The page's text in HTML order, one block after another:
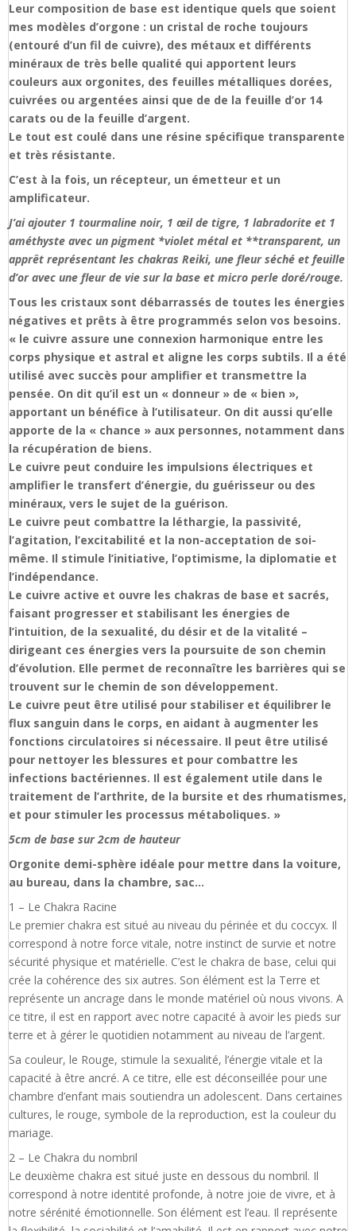
Leur composition de base est identique quels que soient
mes modèles d’orgone : un cristal de roche toujours
(entouré d’un fil de cuivre), des métaux et différents
minéraux de très belle qualité qui apportent leurs
couleurs aux orgonites, des feuilles métalliques dorées,
cuivrées ou argentées ainsi que de de la feuille d’or 14
carats ou de la feuille d’argent.
Le tout est coulé dans une résine spécifique transparente
et très résistante.
C’est à la fois, un récepteur, un émetteur et un
amplificateur.
J’ai ajouter 1 tourmaline noir, 1 œil de tigre, 1 labradorite et 1
améthyste avec un pigment *violet métal et **transparent, un
apprêt représentant les chakras Reiki, une fleur séché et feuille
d’or avec une fleur de vie sur la base et micro perle doré/rouge.
Tous les cristaux sont débarrassés de toutes les énergies
négatives et prêts à être programmés selon vos besoins.
« le cuivre assure une connexion harmonique entre les
corps physique et astral et aligne les corps subtils. Il a été
utilisé avec succès pour amplifier et transmettre la
pensée. On dit qu’il est un « donneur » de « bien »,
apportant un bénéfice à l’utilisateur. On dit aussi qu’elle
apporte de la « chance » aux personnes, notamment dans
la récupération de biens.
Le cuivre peut conduire les impulsions électriques et
amplifier le transfert d’énergie, du guérisseur ou des
minéraux, vers le sujet de la guérison.
Le cuivre peut combattre la léthargie, la passivité,
l’agitation, l’excitabilité et la non-acceptation de soi-
même. Il stimule l’initiative, l’optimisme, la diplomatie et
l’indépendance.
Le cuivre active et ouvre les chakras de base et sacrés,
faisant progresser et stabilisant les énergies de
l’intuition, de la sexualité, du désir et de la vitalité –
dirigeant ces énergies vers la poursuite de son chemin
d’évolution. Elle permet de reconnaître les barrières qui se
trouvent sur le chemin de son développement.
Le cuivre peut être utilisé pour stabiliser et équilibrer le
flux sanguin dans le corps, en aidant à augmenter les
fonctions circulatoires si nécessaire. Il peut être utilisé
pour nettoyer les blessures et pour combattre les
infections bactériennes. Il est également utile dans le
traitement de l’arthrite, de la bursite et des rhumatismes,
et pour stimuler les processus métaboliques. »
5cm de base sur 2cm de hauteur
Orgonite demi-sphère idéale pour mettre dans la voiture,
au bureau, dans la chambre, sac…
1 – Le Chakra Racine
Le premier chakra est situé au niveau du périnée et du coccyx. Il
correspond à notre force vitale, notre instinct de survie et notre
sécurité physique et matérielle. C’est le chakra de base, celui qui
crée la cohérence des six autres. Son élément est la Terre et
représente un ancrage dans le monde matériel où nous vivons. A
ce titre, il est en rapport avec notre capacité à avoir les pieds sur
terre et à gérer le quotidien notamment au niveau de l’argent.
Sa couleur, le Rouge, stimule la sexualité, l’énergie vitale et la
capacité à être ancré. A ce titre, elle est déconseillée pour une
chambre d’enfant mais soutiendra un adolescent. Dans certaines
cultures, le rouge, symbole de la reproduction, est la couleur du
mariage.
2 – Le Chakra du nombril
Le deuxième chakra est situé juste en dessous du nombril. Il
correspond à notre identité profonde, à notre joie de vivre, et à
notre sérénité émotionnelle. Son élément est l’eau. Il représente